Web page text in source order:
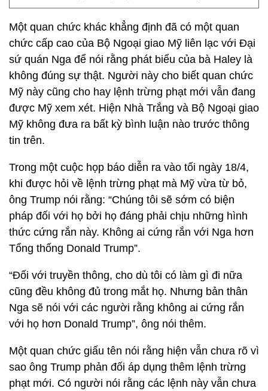
Một quan chức khác khẳng định đã có một quan
chức cấp cao của Bộ Ngoại giao Mỹ liên lạc với Đại
sứ quán Nga để nói rằng phát biểu của bà Haley là
không đúng sự thật. Người này cho biết quan chức
Mỹ này cũng cho hay lệnh trừng phạt mới vẫn đang
được Mỹ xem xét. Hiện Nhà Trắng và Bộ Ngoại giao
Mỹ không đưa ra bất kỳ bình luận nào trước thông
tin trên.
Trong một cuộc họp báo diễn ra vào tối ngày 18/4,
khi được hỏi về lệnh trừng phạt mà Mỹ vừa từ bỏ,
ông Trump nói rằng: “Chúng tôi sẽ sớm có biện
pháp đối với họ bởi họ đáng phải chịu những hình
thức cứng rắn này. Không ai cứng rắn với Nga hơn
Tổng thống Donald Trump”.
“Đối với truyền thông, cho dù tôi có làm gì đi nữa
cũng đều không đủ trong mắt họ. Nhưng bản thân
Nga sẽ nói với các người rằng không ai cứng rắn
với họ hơn Donald Trump”, ông nói thêm.
Một quan chức giấu tên nói rằng hiện vẫn chưa rõ vì
sao ông Trump phản đối áp dụng thêm lệnh trừng
phạt mới. Có người nói rằng các lệnh này vẫn chưa